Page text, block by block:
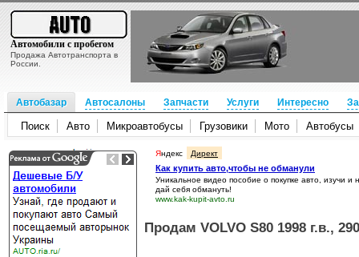
Автомобили с пробегом
Продажа Автотранспорта в
России.
Автобазар Автосалоны Запчасти Услуги Интересно
Поиск Авто Микроавтобусы Грузовики Мото Автобусы
Яндекс Директ
Как купить авто,чтобы не обманули
Уникальное видео пособие о покупке авто, изучи и
дай себя обмануть!
www.kak-kupit-avto.ru
Продам VOLVO S80 1998 г.в.,